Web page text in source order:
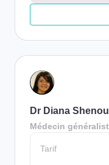
Dr Diana
Médecin
Tarif